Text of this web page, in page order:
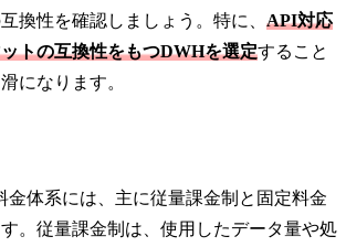
換性を確認しましょう。特に、 API対応
トの互換性をもつDWHを選定すること
になります。
金体系には、主に従量課金制と固定料金
。従量課金制は、使用したデータ量や処